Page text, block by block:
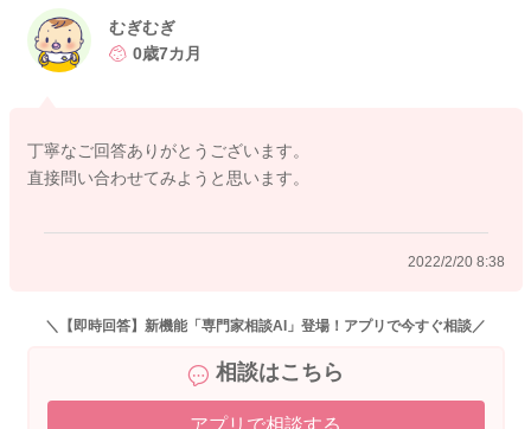
談を明言することは難しいです。
大変申し訳ありませんが、薬剤の使用可否の指導に関しては、
https://www.info.pmda.go.jp/downfiles/guide/ph/730155_26997
2022/2/19 22:48
むぎむぎ
0歳7カ月
丁寧なご回答ありがとうございます。
直接問い合わせてみようと思います。
2022/2/20 8:38
＼【即時回答】新機能「専門家相談AI」登場！アプリで今すぐ相談／
相談はこちら
アプリで相談する